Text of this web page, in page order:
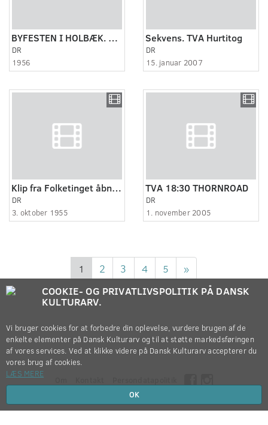
BYFESTEN I HOLBÆK. Dansk Filmjournal nr.1C.
DR
1956
Sekvens. TVA Hurtitog
DR
15. januar 2007
Klip fra Folketinget åbner i morgen
DR
3. oktober 1955
TVA 18:30 THORNROAD
DR
1. november 2005
1 2 3 4 5 »
Copyright © 2012-2026
COOKIE- OG PRIVATLIVSPOLITIK PÅ DANSK
KULTURARV.
Vi bruger cookies for at forbedre din oplevelse, vurdere brugen af de
enkelte elementer på Dansk Kulturarv og til at støtte markedsføringen
af vores services. Ved at klikke videre på Dansk Kulturarv accepterer du
vores brug af cookies.
LÆS MERE
OK